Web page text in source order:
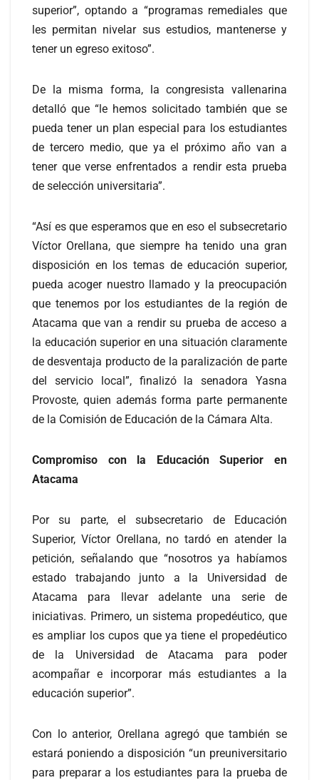
superior”, optando a “programas remediales que
les permitan nivelar sus estudios, mantenerse y
tener un egreso exitoso”.
De la misma forma, la congresista vallenarina
detalló que “le hemos solicitado también que se
pueda tener un plan especial para los estudiantes
de tercero medio, que ya el próximo año van a
tener que verse enfrentados a rendir esta prueba
de selección universitaria”.
“Así es que esperamos que en eso el subsecretario
Víctor Orellana, que siempre ha tenido una gran
disposición en los temas de educación superior,
pueda acoger nuestro llamado y la preocupación
que tenemos por los estudiantes de la región de
Atacama que van a rendir su prueba de acceso a
la educación superior en una situación claramente
de desventaja producto de la paralización de parte
del servicio local”, finalizó la senadora Yasna
Provoste, quien además forma parte permanente
de la Comisión de Educación de la Cámara Alta.
Compromiso con la Educación Superior en
Atacama
Por su parte, el subsecretario de Educación
Superior, Víctor Orellana, no tardó en atender la
petición, señalando que “nosotros ya habíamos
estado trabajando junto a la Universidad de
Atacama para llevar adelante una serie de
iniciativas. Primero, un sistema propedéutico, que
es ampliar los cupos que ya tiene el propedéutico
de la Universidad de Atacama para poder
acompañar e incorporar más estudiantes a la
educación superior”.
Con lo anterior, Orellana agregó que también se
estará poniendo a disposición “un preuniversitario
para preparar a los estudiantes para la prueba de